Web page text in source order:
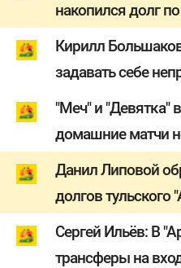
накопился долг
Кирилл
задавать себе
"Меч" и "Девятка"
домашние матчи
Данил Липовой
долгов тульского
Сергей Ильёв: В
трансферы на